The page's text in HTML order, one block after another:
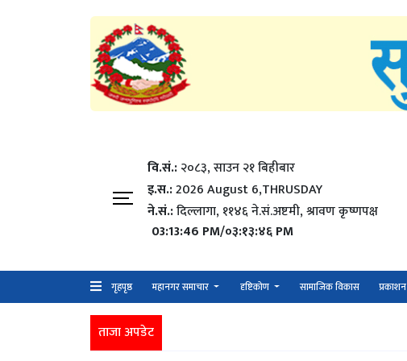
वि.सं.:२०८३, साउन २१ बिहीबार
इ.स.:2026 August 6,THRUSDAY
ने.सं.:दिल्लागा, ११४६ ने.सं.अष्टमी, श्रावण कृष्णपक्ष
03:13:47 PM/०३:१३:४७ PM
गृहपृष्ठ महानगर समाचार दृष्टिकोण सामाजिक विकास प्रकाशन
ताजा अपडेट